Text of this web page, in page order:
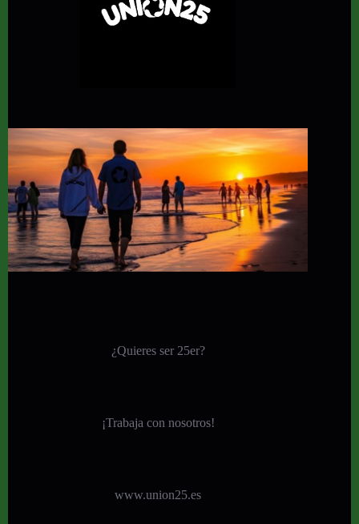
¿Quieres ser 25er?
¡Trabaja con nosotros!
www.union25.es